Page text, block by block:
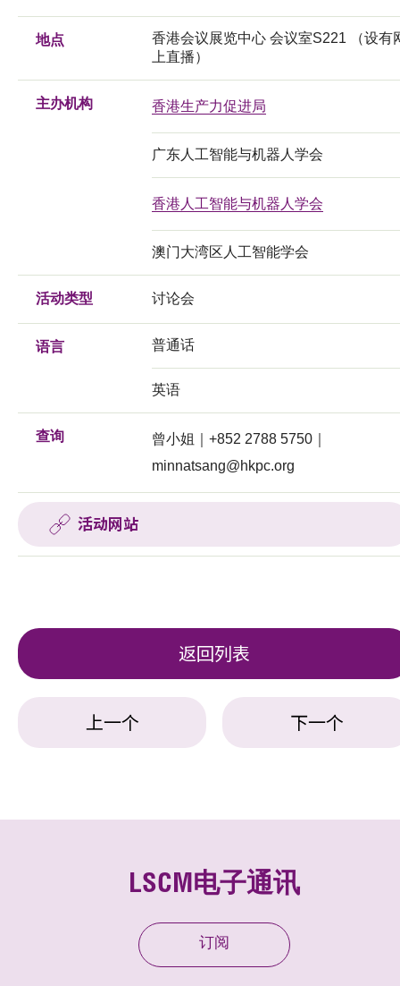
地点
香港会议展览中心 会议室S221 （设有
上直播）
主办机构 香港生产力促进局
广东人工智能与机器人学会
香港人工智能与机器人学会
澳门大湾区人工智能学会
活动类型 讨论会
语言 普通话
英语
查询
曾小姐｜+852 2788 5750｜
minnatsang@hkpc.org
活动网站
返回列表
上一个 下一个
LSCM电子通讯
订阅